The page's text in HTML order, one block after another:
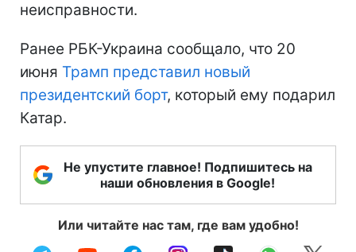
неисправности.
Ранее РБК-Украина сообщало, что 20
июня Трамп представил новый
президентский борт, который ему подарил
Катар.
Не упустите главное! Подпишитесь на
наши обновления в Google!
Или читайте нас там, где вам удобно!